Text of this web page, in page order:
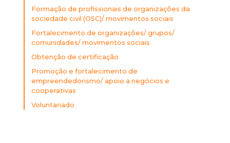
Formação de profissionais de organizações da
sociedade civil (OSC)/ movimentos sociais
Fortalecimento de organizações/ grupos/
comunidades/ movimentos sociais
Obtenção de certificação
Promoção e fortalecimento de
empreendedorismo/ apoio a negócios e
cooperativas
Voluntariado